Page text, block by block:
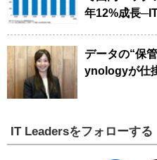
年12%成長
データの“保
ynologyが仕
IT Leadersをフォローする